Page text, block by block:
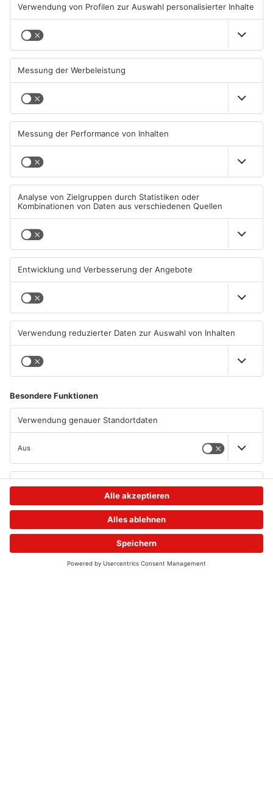
DARMSTADT-DIEBURG
DARMSTADT-DIEBURG
Regionalprojekt "Ich lebe und
arbeite in Schaafheim" endet
05.08.2026, 06:58 UHR IN KREIS
DARMSTADT-DIEBURG
Darmstadt-Dieburg gewinnt
2,8 Millionen Euro
04.08.2026, 09:24 UHR IN KREIS
DARMSTADT-DIEBURG